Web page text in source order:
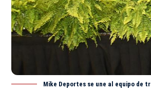
Mike Deportes se une al equipo de